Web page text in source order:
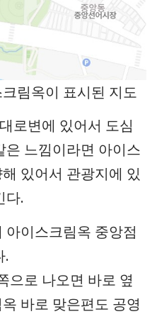
림옥이 표시된 지도
로변에 있어서 도심
은 느낌이라면 아이스
있어서 관광지에 있
다.
이스크림옥 중앙점
.
으로 나오면 바로 옆
바로 맞은편도 공영